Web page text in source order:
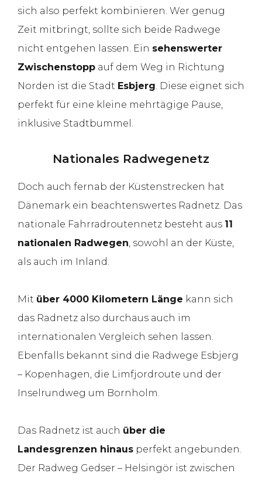
sich also perfekt kombinieren. Wer genug
Zeit mitbringt, sollte sich beide Radwege
nicht entgehen lassen. Ein sehenswerter
Zwischenstopp auf dem Weg in Richtung
Norden ist die Stadt Esbjerg . Diese eignet sich
perfekt für eine kleine mehrtägige Pause,
inklusive Stadtbummel.
Nationales Radwegenetz
Doch auch fernab der Küstenstrecken hat
Dänemark ein beachtenswertes Radnetz. Das
nationale Fahrradroutennetz besteht aus 11
nationalen Radwegen , sowohl an der Küste,
als auch im Inland.
Mit über 4000 Kilometern Länge kann sich
das Radnetz also durchaus auch im
internationalen Vergleich sehen lassen.
Ebenfalls bekannt sind die Radwege Esbjerg
– Kopenhagen, die Limfjordroute und der
Inselrundweg um Bornholm.
Das Radnetz ist auch über die
Landesgrenzen hinaus perfekt angebunden.
Der Radweg Gedser – Helsingör ist zwischen